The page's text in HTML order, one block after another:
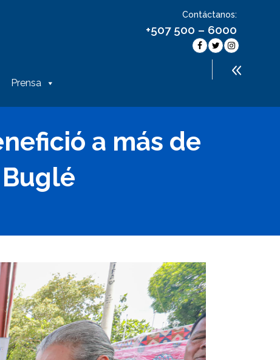
Contáctanos:
+507 500 – 6000
Prensa
a más de